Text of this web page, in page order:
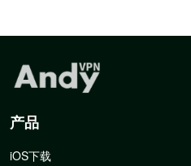
产品
iOS下载